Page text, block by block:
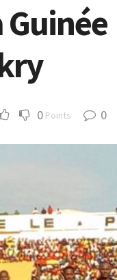
Guinée
0 Points 0